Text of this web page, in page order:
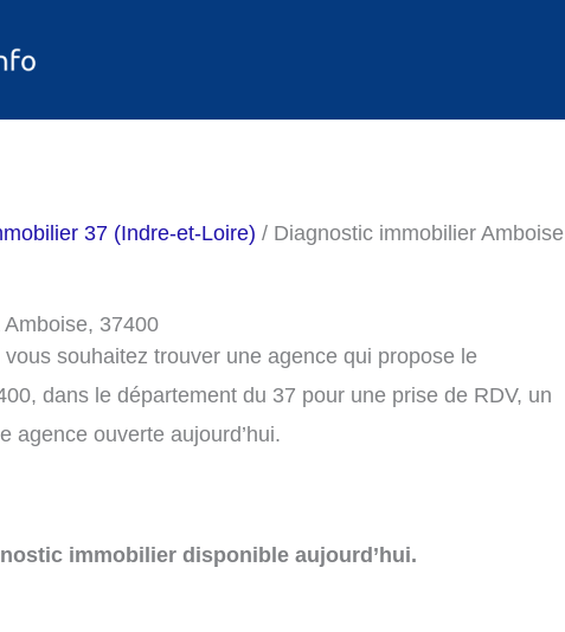
37 (Indre-et-Loire) / Diagnostic immobilier Amboise
37400
souhaitez trouver une agence qui propose le
dans le département du 37 pour une prise de RDV, un
agence ouverte aujourd’hui.
immobilier disponible aujourd’hui.